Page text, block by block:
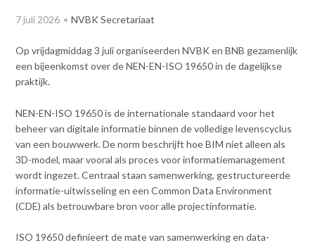
u
p
t
o
a
i
n
c
o
n
t
n
7 juli 2026 NVBK Secretariaat
Op vrijdagmiddag 3 juli organiseerden NVBK en BNB gezamenlijk
een bijeenkomst over de NEN-EN-ISO 19650 in de dagelijkse
praktijk.
NEN-EN-ISO 19650 is de internationale standaard voor het
beheer van digitale informatie binnen de volledige levenscyclus
van een bouwwerk. De norm beschrijft hoe BIM niet alleen als
3D-model, maar vooral als proces voor informatiemanagement
wordt ingezet. Centraal staan samenwerking, gestructureerde
informatie-uitwisseling en een Common Data Environment
(CDE) als betrouwbare bron voor alle projectinformatie.
ISO 19650 definieert de mate van samenwerking en data-
levensduurkosten
Nieuwsarchief
Verenigingsdocumenten
Columns Bernd Karstenberg
Partners
Actualiteit
Contact
Inloggen mijn NVBK